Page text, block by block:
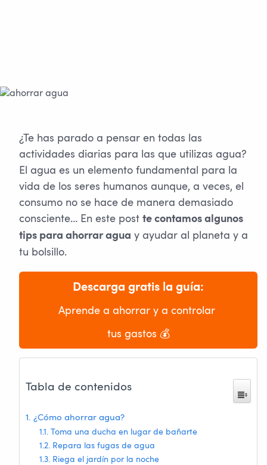
¿Te has parado a pensar en todas las
actividades diarias para las que utilizas agua?
El agua es un elemento fundamental para la
vida de los seres humanos aunque, a veces, el
consumo no se hace de manera demasiado
consciente… En este post te contamos algunos
tips para ahorrar agua y ayudar al planeta y a
tu bolsillo.
Descarga gratis la guía:
Aprende a ahorrar y a controlar
tus gastos 💰
Tabla de contenidos
¿Cómo ahorrar agua?
Toma una ducha en lugar de bañarte
Repara las fugas de agua
Riega el jardín por la noche